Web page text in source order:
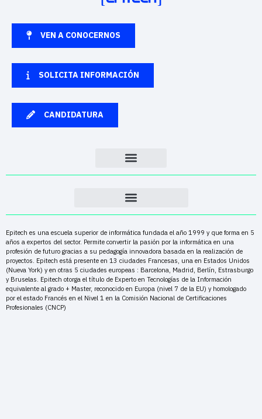
VEN A CONOCERNOS
SOLICITA INFORMACIÓN
CANDIDATURA
Epitech es una escuela superior de informática fundada el año 1999 y que forma en 5
años a expertos del sector. Permite convertir la pasión por la informática en una
profesión de futuro gracias a su pedagogía innovadora basada en la realización de
proyectos. Epitech está presente en 13 ciudades Francesas, una en Estados Unidos
(Nueva York) y en otras 5 ciudades europeas : Barcelona, Madrid, Berlín, Estrasburgo
y Bruselas. Epitech otorga el título de Experto en Tecnologías de la Información
equivalente al grado + Master, reconocido en Europa (nivel 7 de la EU) y homologado
por el estado Francés en el Nivel 1 en la Comisión Nacional de Certificaciones
Profesionales (CNCP)